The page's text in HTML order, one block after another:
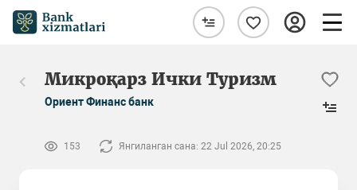
Микроқарз Ички Туризм
Ориент Финанс банк
153 Янгиланган сана: 22 Jul 2026, 20:25